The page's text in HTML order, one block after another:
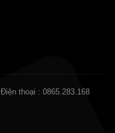
Điện thoại : 0865.283.168